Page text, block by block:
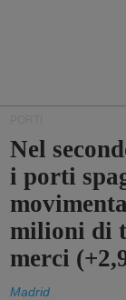
Nel
i porti
milioni di
merci
Madrid